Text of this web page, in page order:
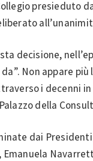
presieduto
decisione,
Non appare
i decenni
della
dai
Emanuela